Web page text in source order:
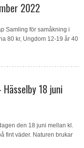
2022
Samling för samåkning i
80 kr, Ungdom 12-19 år 40
18 juni
den 18 juni mellan kl.
fint väder. Naturen brukar